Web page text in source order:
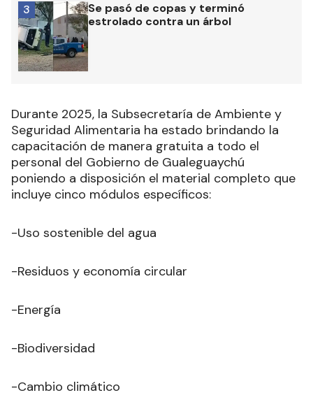
Se pasó de copas y terminó
estrolado contra un árbol
3
Durante 2025, la Subsecretaría de Ambiente y
Seguridad Alimentaria ha estado brindando la
capacitación de manera gratuita a todo el
personal del Gobierno de Gualeguaychú
poniendo a disposición el material completo que
incluye cinco módulos específicos:
-Uso sostenible del agua
-Residuos y economía circular
-Energía
-Biodiversidad
-Cambio climático